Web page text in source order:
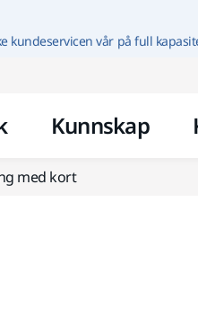
kundeservicen vår på full
Kunnskap
med kort